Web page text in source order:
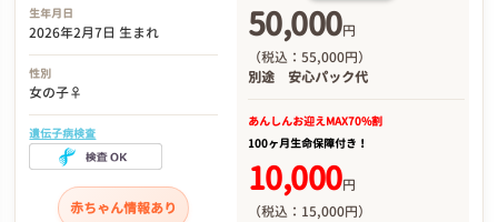
生年月日
2026年2月7日 生まれ
性別
女の子♀
遺伝子病検査
赤ちゃん情報あり
50,000円
（税込：55,000円）
別途 安心パック代
あんしんお迎えMAX70%割
100ヶ月生命保障付き！
10,000円
（税込：15,000円）